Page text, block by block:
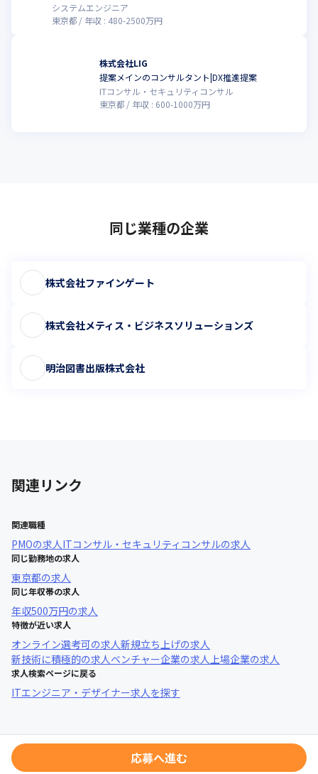
システムエンジニア
東京都
年収 : 480-2500万円
株式会社LIG
提案メインのコンサルタント|DX推進提案
ITコンサル・セキュリティコンサル
東京都
年収 : 600-1000万円
同じ業種の企業
株式会社ファインゲート
株式会社メティス・ビジネスソリューションズ
明治図書出版株式会社
関連リンク
関連職種
PMOの求人ITコンサル・セキュリティコンサルの求人
同じ勤務地の求人
東京都の求人
同じ年収帯の求人
年収500万円の求人
特徴が近い求人
オンライン選考可の求人新規立ち上げの求人
新技術に積極的の求人ベンチャー企業の求人上場企業の求人
求人検索ページに戻る
ITエンジニア・デザイナー求人を探す
応募へ進む